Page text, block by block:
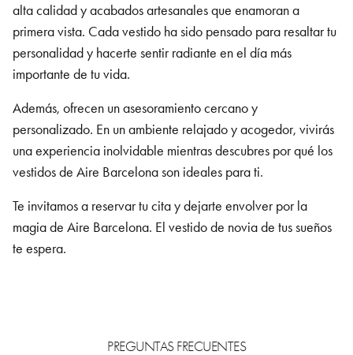
alta calidad y acabados artesanales que enamoran a
primera vista. Cada vestido ha sido pensado para resaltar tu
personalidad y hacerte sentir radiante en el día más
importante de tu vida.
Además, ofrecen un asesoramiento cercano y
personalizado. En un ambiente relajado y acogedor, vivirás
una experiencia inolvidable mientras descubres por qué los
vestidos de Aire Barcelona son ideales para ti.
Te invitamos a reservar tu cita y dejarte envolver por la
magia de Aire Barcelona. El vestido de novia de tus sueños
te espera.
PREGUNTAS FRECUENTES